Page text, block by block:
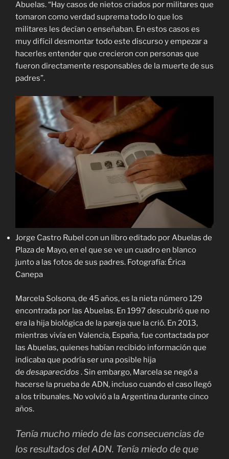
Abuelas. “Hay casos de nietos criados por militares que
tomaron como verdad suprema todo lo que los
militares les decían o enseñaban. En estos casos es
muy difícil desmontar todo este discurso y empezar a
hacerles entender que crecieron con personas que
fueron directamente responsables de la muerte de sus
padres”.
Jorge Castro Rubel con un libro editado por Abuelas de
Plaza de Mayo, en el que se ve un cuadro en blanco
junto a las fotos de sus padres. Fotografía: Érica
Canepa
Marcela Solsona, de 45 años, es la nieta número 129
encontrada por las Abuelas. En 1997 descubrió que no
era la hija biológica de la pareja que la crió. En 2013,
mientras vivía en Valencia, España, fue contactada por
las Abuelas, quienes habían recibido información que
indicaba que podría ser una posible hija
de desaparecidos . Sin embargo, Marcela se negó a
hacerse la prueba de ADN, incluso cuando el caso llegó
a los tribunales. No volvió a la Argentina durante cinco
años.
Tenía mucho miedo de las consecuencias de
los resultados del ADN. Tenía miedo de que